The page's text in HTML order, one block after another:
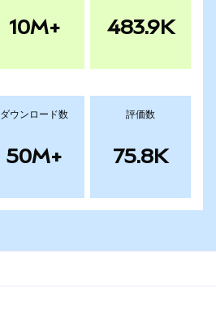
10M+ 483.9K
ダウンロード数
50M+
評価数
75.8K